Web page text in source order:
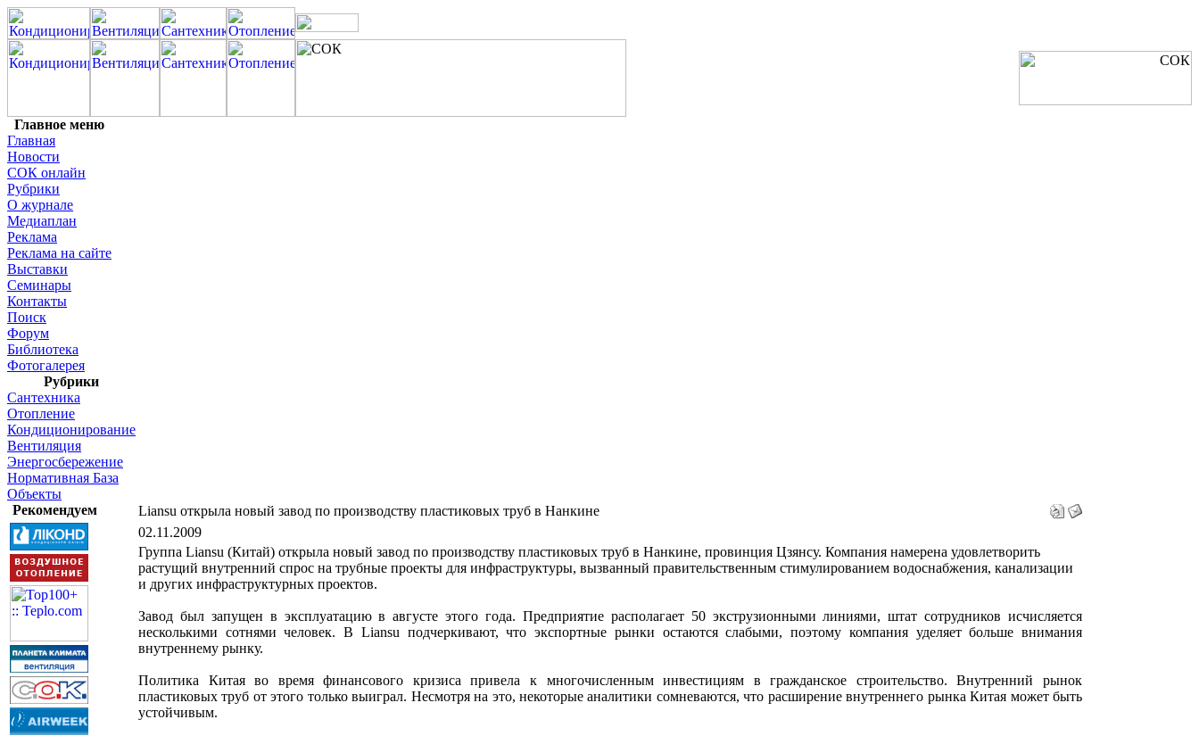
Главное меню
Главная
Новости
СОК онлайн
Рубрики
О журнале
Медиаплан
Реклама
Реклама на сайте
Выставки
Семинары
Контакты
Поиск
Форум
Библиотека
Фотогалерея
Рубрики
Сантехника
Отопление
Кондиционирование
Вентиляция
Энергосбережение
Нормативная База
Объекты
Рекомендуем
Liansu открыла новый завод по производству пластиковых труб в Нанкине
02.11.2009
Группа Liansu (Китай) открыла новый завод по производству пластиковых труб в Нанкине, провинция Цзянсу. Компания намерена удовлетворить
растущий внутренний спрос на трубные проекты для инфраструктуры, вызванный правительственным стимулированием водоснабжения, канализации
и других инфраструктурных проектов.
Завод был запущен в эксплуатацию в августе этого года. Предприятие располагает 50 экструзионными линиями, штат сотрудников исчисляется
несколькими сотнями человек. В Liansu подчеркивают, что экспортные рынки остаются слабыми, поэтому компания уделяет больше внимания
внутреннему рынку.
Политика Китая во время финансового кризиса привела к многочисленным инвестициям в гражданское строительство. Внутренний рынок
пластиковых труб от этого только выиграл. Несмотря на это, некоторые аналитики сомневаются, что расширение внутреннего рынка Китая может быть
устойчивым.